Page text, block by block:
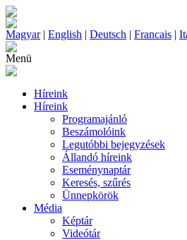
Magyar| English | Deutsch | Francais |
Menü
Híreink
Híreink
Programajánló
Beszámolóink
Legutóbbi bejegyzések
Állandó híreink
Eseménynaptár
Keresés, szűrés
Ünnepkörök
Média
Képtár
Videótár